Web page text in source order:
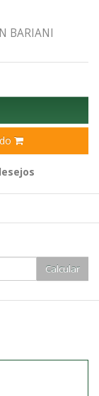
BARIANI